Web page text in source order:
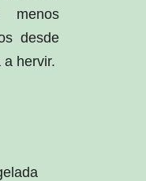
desde
hervir.